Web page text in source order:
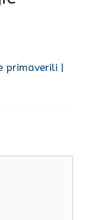
primaverili |